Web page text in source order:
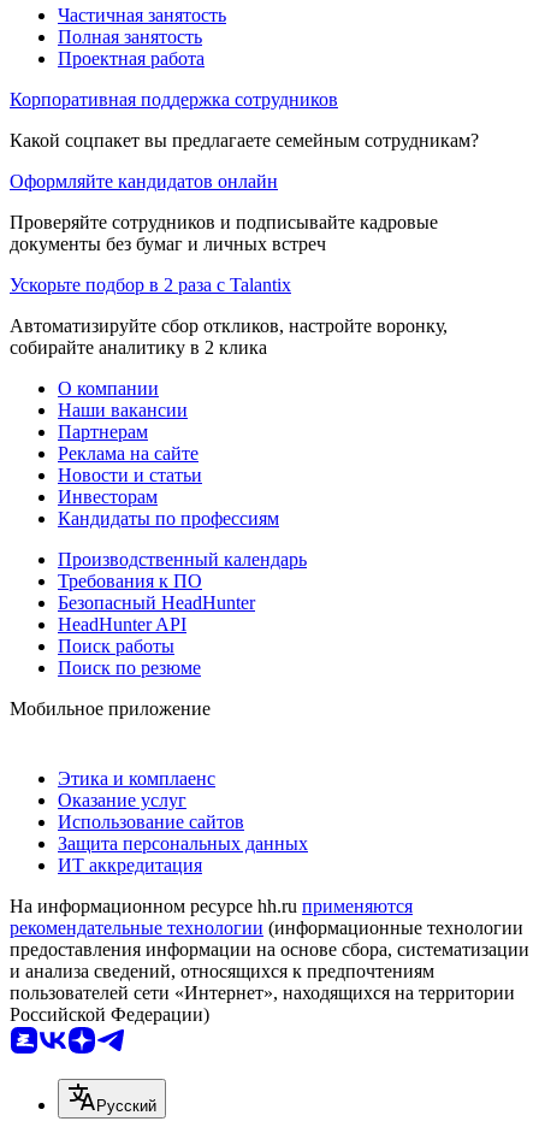
Частичная занятость
Полная занятость
Проектная работа
Корпоративная поддержка сотрудников
Какой соцпакет вы предлагаете семейным сотрудникам?
Оформляйте кандидатов онлайн
Проверяйте сотрудников и подписывайте кадровые
документы без бумаг и личных встреч
Ускорьте подбор в 2 раза с Talantix
Автоматизируйте сбор откликов, настройте воронку,
собирайте аналитику в 2 клика
О компании
Наши вакансии
Партнерам
Реклама на сайте
Новости и статьи
Инвесторам
Кандидаты по профессиям
Производственный календарь
Требования к ПО
Безопасный HeadHunter
HeadHunter API
Поиск работы
Поиск по резюме
Мобильное приложение
Этика и комплаенс
Оказание услуг
Использование сайтов
Защита персональных данных
ИТ аккредитация
На информационном ресурсе hh.ru применяются
рекомендательные технологии (информационные технологии
предоставления информации на основе сбора, систематизации
и анализа сведений, относящихся к предпочтениям
пользователей сети «Интернет», находящихся на территории
Российской Федерации)
Русский